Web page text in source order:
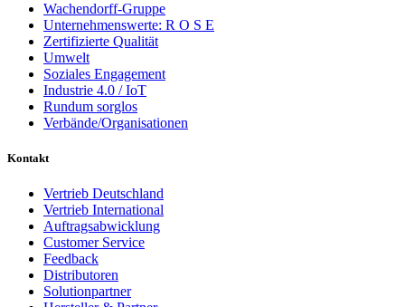
Wachendorff-Gruppe
Unternehmenswerte: R O S E
Zertifizierte Qualität
Umwelt
Soziales Engagement
Industrie 4.0 / IoT
Rundum sorglos
Verbände/Organisationen
Kontakt
Vertrieb Deutschland
Vertrieb International
Auftragsabwicklung
Customer Service
Feedback
Distributoren
Solutionpartner